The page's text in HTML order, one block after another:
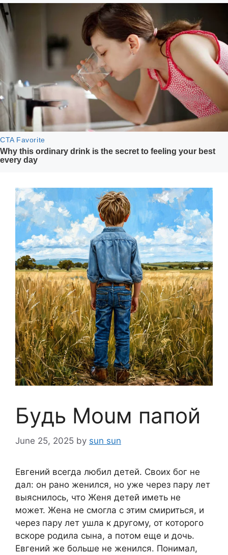
Бyдь Mouм пaпoй
June 25, 2025 by sun sun
Евгений всегда любил детей. Своих бог не
дал: он рано женился, но уже через пару лет
выяснилось, что Женя детей иметь не
может. Жена не смогла с этим смириться, и
через пару лет ушла к другому, от которого
вскоре родила сына, а потом еще и дочь.
Евгений же больше не женился. Понимал,